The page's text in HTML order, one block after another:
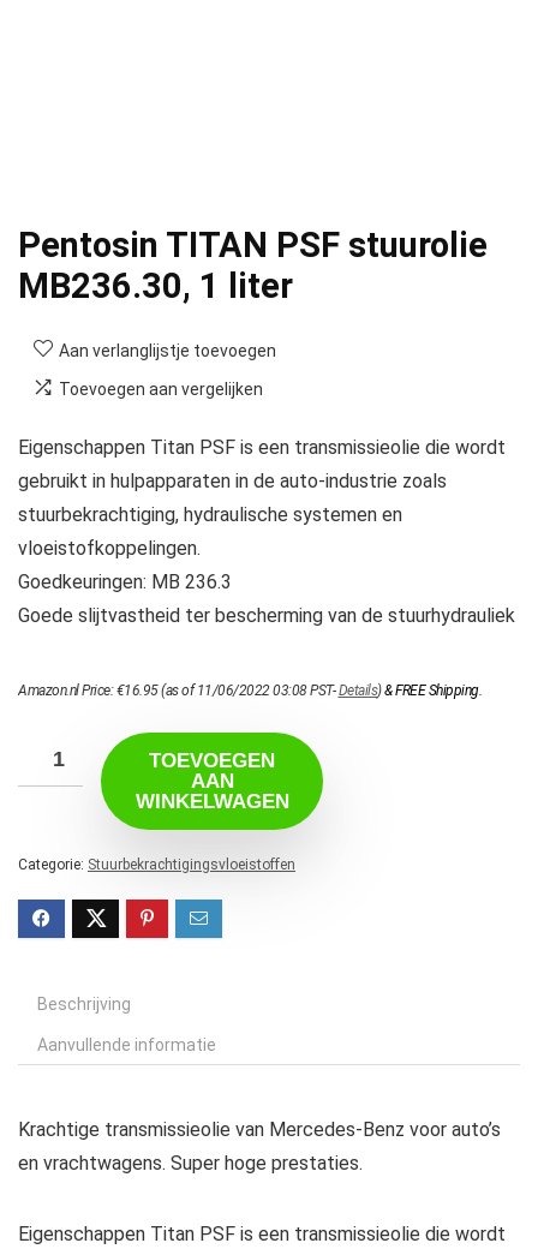
Pentosin TITAN PSF stuurolie
MB236.30, 1 liter
Aan verlanglijstje toevoegen
Toevoegen aan vergelijken
Eigenschappen Titan PSF is een transmissieolie die wordt
gebruikt in hulpapparaten in de auto-industrie zoals
stuurbekrachtiging, hydraulische systemen en
vloeistofkoppelingen.
Goedkeuringen: MB 236.3
Goede slijtvastheid ter bescherming van de stuurhydrauliek
Amazon.nl Price:€16.95(as of 11/06/2022 03:08 PST-Details)&FREE Shipping.
TOEVOEGEN
AAN
WINKELWAGEN
Categorie: Stuurbekrachtigingsvloeistoffen
Beschrijving
Aanvullende informatie
Krachtige transmissieolie van Mercedes-Benz voor auto’s
en vrachtwagens. Super hoge prestaties.
Eigenschappen Titan PSF is een transmissieolie die wordt